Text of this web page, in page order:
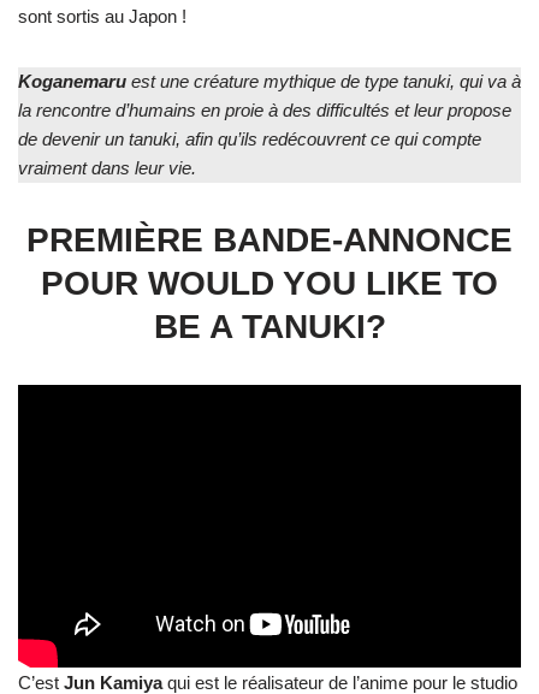
sont sortis au Japon !
Koganemaru est une créature mythique de type tanuki, qui va à
la rencontre d’humains en proie à des difficultés et leur propose
de devenir un tanuki, afin qu’ils redécouvrent ce qui compte
vraiment dans leur vie.
PREMIÈRE BANDE-ANNONCE
POUR WOULD YOU LIKE TO
BE A TANUKI?
C’est Jun Kamiyaqui est le réalisateur de l’anime pour le studio